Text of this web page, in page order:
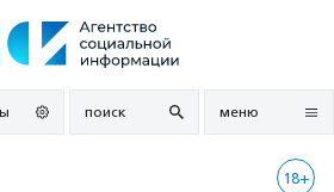
поиск меню
18+